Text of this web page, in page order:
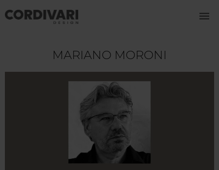
MARIANO MORONI